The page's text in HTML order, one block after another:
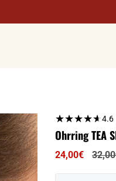
★★★★★
★★★★★4.6
Ohrring TEA
24,00€